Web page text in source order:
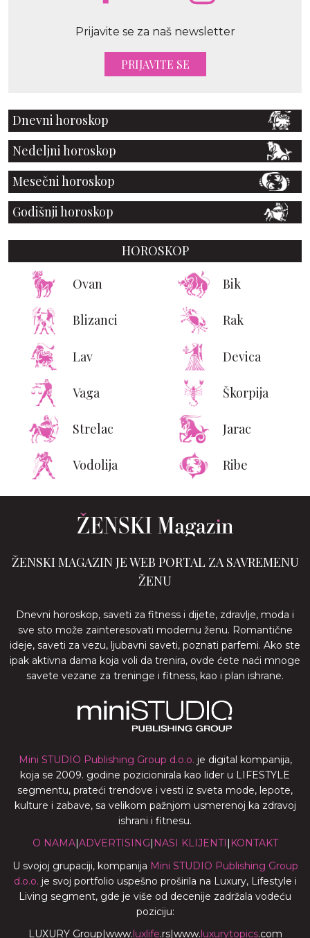
Prijavite se za naš newsletter
PRIJAVITE SE
Dnevni horoskop
Nedeljni horoskop
Mesečni horoskop
Godišnji horoskop
HOROSKOP
Ovan Bik
Blizanci Rak
Lav Devica
Vaga Škorpija
Strelac Jarac
Vodolija Ribe
ŽENSKI MAGAZIN JE WEB PORTAL ZA SAVREMENU
ŽENU
Dnevni horoskop, saveti za fitness i dijete, zdravlje, moda i
sve sto može zainteresovati modernu ženu. Romantične
ideje, saveti za vezu, ljubavni saveti, poznati parfemi. Ako ste
ipak aktivna dama koja voli da trenira, ovde ćete naći mnoge
savete vezane za treninge i fitness, kao i plan ishrane.
Mini STUDIO Publishing Group d.o.o. je digital kompanija,
koja se 2009. godine pozicionirala kao lider u LIFESTYLE
segmentu, prateći trendove i vesti iz sveta mode, lepote,
kulture i zabave, sa velikom pažnjom usmerenoj ka zdravoj
ishrani i fitnesu.
O NAMA|ADVERTISING| NASI KLIJENTI | KONTAKT
U svojoj grupaciji, kompanija Mini STUDIO Publishing Group
d.o.o. je svoj portfolio uspešno proširila na Luxury, Lifestyle i
Living segment, gde je više od decenije zadržala vodeću
poziciju:
LUXURY Group|www.luxlife.rs|www.luxurytopics.com